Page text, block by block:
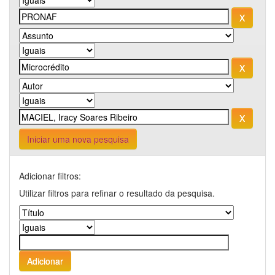
Iniciar uma nova pesquisa
Adicionar filtros:
Utilizar filtros para refinar o resultado da pesquisa.